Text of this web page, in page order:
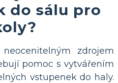
do sálu pro
zdrojem
pomoc s vytvářením
vstupenek do haly.